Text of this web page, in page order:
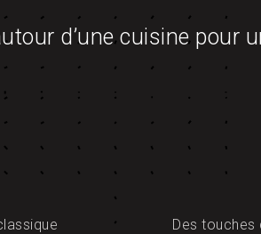
d’une cuisine pour
Des touches